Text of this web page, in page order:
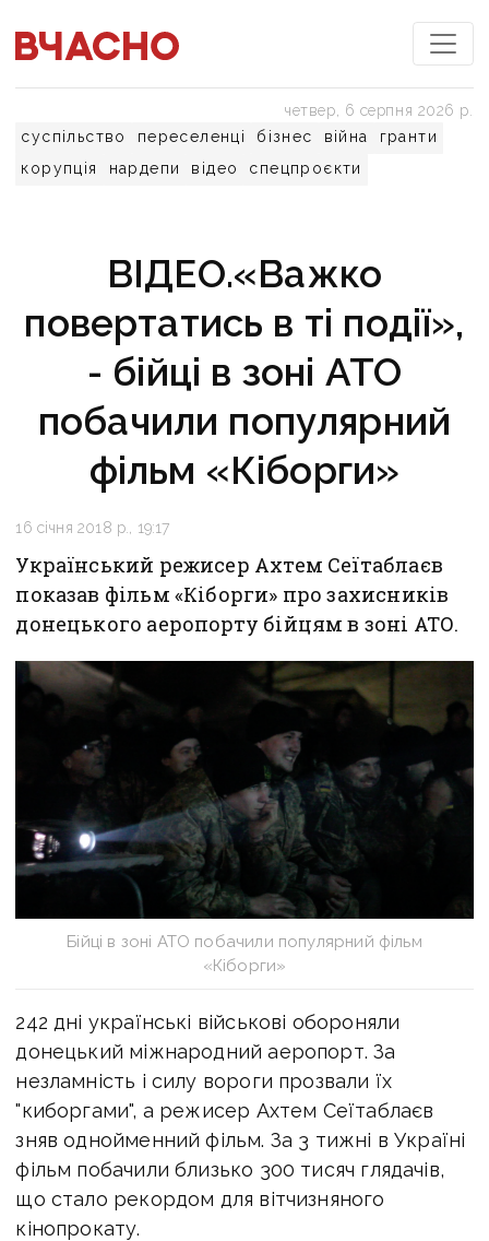
суспільство переселенці бізнес війна
гранти
корупція
нардепи відео спецпроєкти
четвер, 6 серпня 2026 р.
ВІДЕО.«Важко
повертатись в ті події»,
- бійці в зоні АТО
побачили популярний
фільм «Кіборги»
16 січня 2018 р., 19:17
Український режисер Ахтем Сеїтаблаєв
показав фільм «Кіборги» про захисників
донецького аеропорту бійцям в зоні АТО.
Бійці в зоні АТО побачили популярний фільм
«Кіборги»
242 дні українські військові обороняли
донецький міжнародний аеропорт. За
незламність і силу вороги прозвали їх
"киборгами", а режисер Ахтем Сеїтаблаєв
зняв однойменний фільм. За 3 тижні в Україні
фільм побачили близько 300 тисяч глядачів,
що стало рекордом для вітчизняного
кінопрокату.